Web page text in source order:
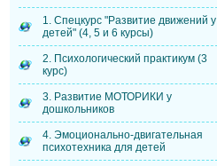
1. Спецкурс "Развитие движений у
детей" (4, 5 и 6 курсы)
2. Психологический практикум (3
курс)
3. Развитие МОТОРИКИ у
дошкольников
4. Эмоционально-двигательная
психотехника для детей